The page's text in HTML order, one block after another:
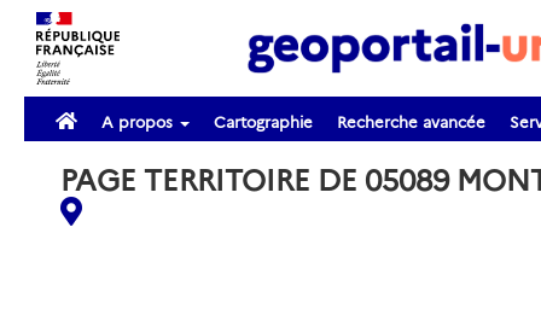
A propos Cartographie Recherche avancée
PAGE TERRITOIRE DE 05089